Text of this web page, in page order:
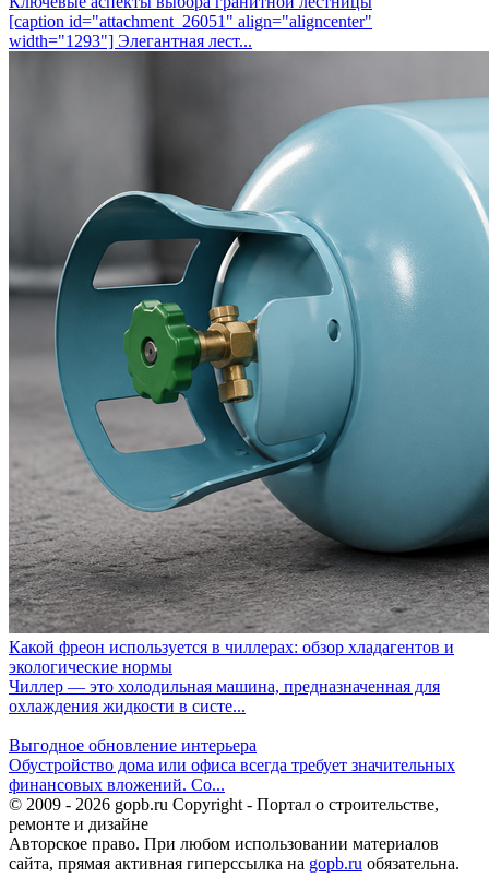
[caption id="attachment_26051" align="aligncenter"
width="1293"] Элегантная лест...
Какой фреон используется в чиллерах: обзор хладагентов и
экологические нормы
Чиллер — это холодильная машина, предназначенная для
охлаждения жидкости в систе...
Выгодное обновление интерьера
Обустройство дома или офиса всегда требует значительных
финансовых вложений. Со...
© 2009 - 2026 gopb.ru Copyright - Портал о строительстве,
ремонте и дизайне
Авторское право. При любом использовании материалов
сайта, прямая активная гиперссылка на gopb.ru обязательна.